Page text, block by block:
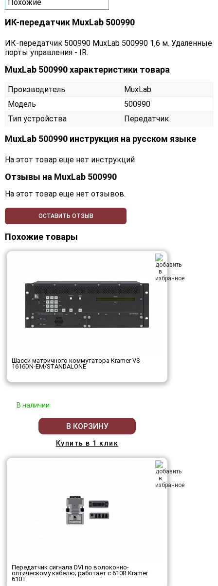
Похожие
ИК-передатчик MuxLab 500990
ИК-передатчик 500990 MuxLab 500990 1,6 м. Удаленные
порты управления - IR.
MuxLab 500990 характеристики товара
Производитель
MuxLab
Модель
500990
Тип устройства
Передатчик
MuxLab 500990 инструкция на русском языке
На этот товар еще нет инструкций
Отзывы на MuxLab 500990
На этот товар еще нет отзывов.
ОСТАВИТЬ ОТЗЫВ
Похожие товары
Шасси матричного коммутатора Kramer VS-
1616DN-EM/STANDALONE
В наличии
В КОРЗИНУ
Купить в 1 клик
Передатчик сигнала DVI по волоконно-
оптическому кабелю; работает с 610R Kramer
610T